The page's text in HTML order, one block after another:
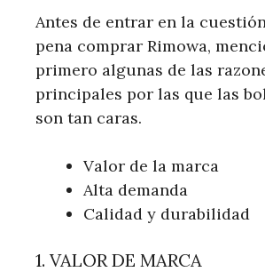
Antes de entrar en la
pena comprar Rimowa,
primero algunas de las
principales por las que las
son tan caras.
Valor de la marca
Alta demanda
Calidad y durabilidad
1. VALOR DE MARCA